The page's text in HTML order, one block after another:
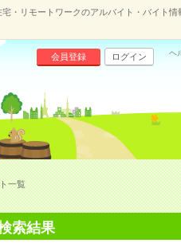
・リモートワークのアルバイト・バイト情
会員登録 ログイン ヘ
一覧
索結果